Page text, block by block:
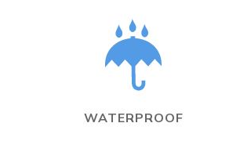
WATERPROOF